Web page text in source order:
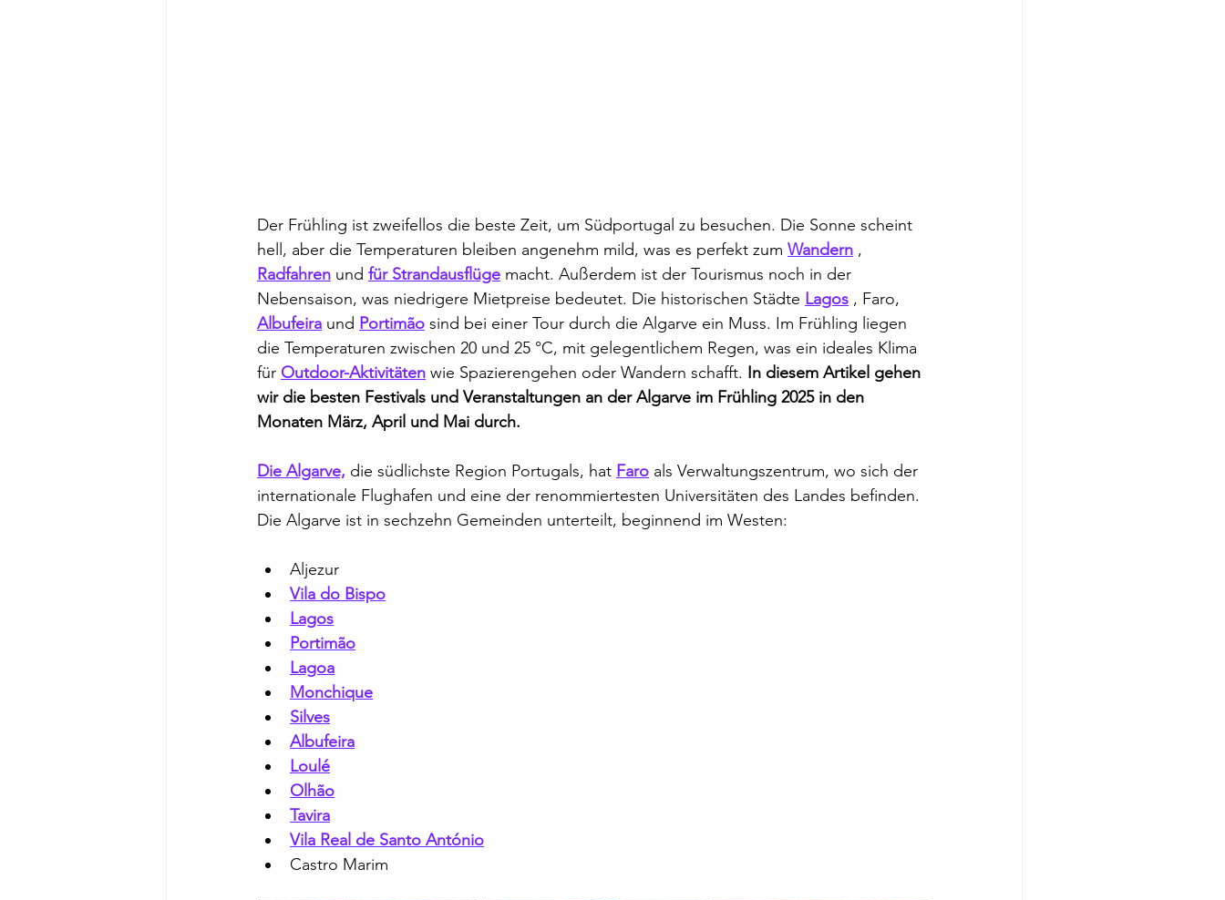
Der Frühling ist zweifellos die beste Zeit, um Südportugal zu besuchen. Die Sonne scheint
hell, aber die Temperaturen bleiben angenehm mild, was es perfekt zum Wandern ,
Radfahren und für Strandausflüge macht. Außerdem ist der Tourismus noch in der
Nebensaison, was niedrigere Mietpreise bedeutet. Die historischen Städte Lagos , Faro,
Albufeira und Portimão sind bei einer Tour durch die Algarve ein Muss. Im Frühling liegen
die Temperaturen zwischen 20 und 25 °C, mit gelegentlichem Regen, was ein ideales Klima
für Outdoor-Aktivitäten wie Spazierengehen oder Wandern schafft. In diesem Artikel gehen
wir die besten Festivals und Veranstaltungen an der Algarve im Frühling 2025 in den
Monaten März, April und Mai durch.
Die Algarve, die südlichste Region Portugals, hat Faro als Verwaltungszentrum, wo sich der
internationale Flughafen und eine der renommiertesten Universitäten des Landes befinden.
Die Algarve ist in sechzehn Gemeinden unterteilt, beginnend im Westen:
Aljezur
Vila do Bispo
Lagos
Portimão
Lagoa
Monchique
Silves
Albufeira
Loulé
Olhão
Tavira
Vila Real de Santo António
Castro Marim